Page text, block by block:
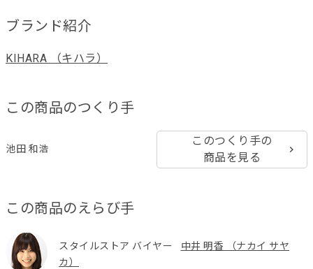
ブランド紹介
KIHARA （キハラ）
この商品のつくり手
池田 和浩
このつくり手の
商品を見る
この商品のえらび手
スタイルストア バイヤー
中井 明香 （ナカイ サヤ
カ）